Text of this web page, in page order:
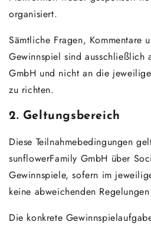
organisiert.
Sämtliche Fragen, Kommentare
Gewinnspiel sind ausschließlich
GmbH und nicht an die
zu richten.
2. Geltungsbereich
Diese Teilnahmebedingungen
sunflowerFamily GmbH über
Gewinnspiele, sofern im
keine abweichenden
Die konkrete